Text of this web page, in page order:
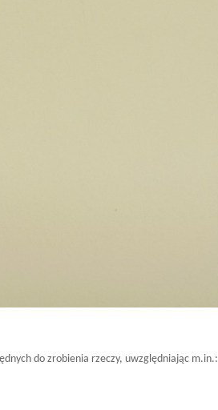
do zrobienia rzeczy, uwzględniając m.in.: